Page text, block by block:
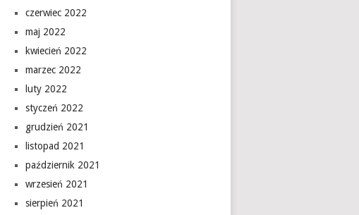
czerwiec 2022
maj 2022
kwiecień 2022
marzec 2022
luty 2022
styczeń 2022
grudzień 2021
listopad 2021
październik 2021
wrzesień 2021
sierpień 2021